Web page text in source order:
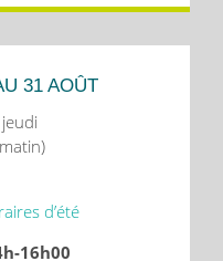
31 AOÛT
d’été
16h00